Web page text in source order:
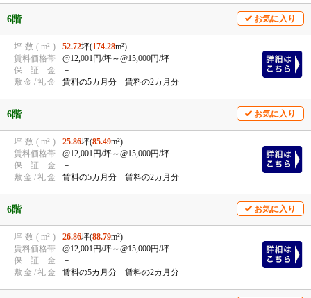
6階 お気に入り
坪 数 ( m² ) 52.72坪(174.28m²)
賃料価格帯 @12,001円/坪～@15,000円/坪
保
証 金
－
敷 金 /礼金 賃料の5カ月分 賃料の2カ月分
6階 お気に入り
坪 数 ( m² ) 25.86坪(85.49m²)
賃料価格帯 @12,001円/坪～@15,000円/坪
保
証 金
－
敷 金 /礼金 賃料の5カ月分 賃料の2カ月分
6階 お気に入り
坪 数 ( m² ) 26.86坪(88.79m²)
賃料価格帯 @12,001円/坪～@15,000円/坪
保
証 金
－
敷 金 /礼金 賃料の5カ月分 賃料の2カ月分